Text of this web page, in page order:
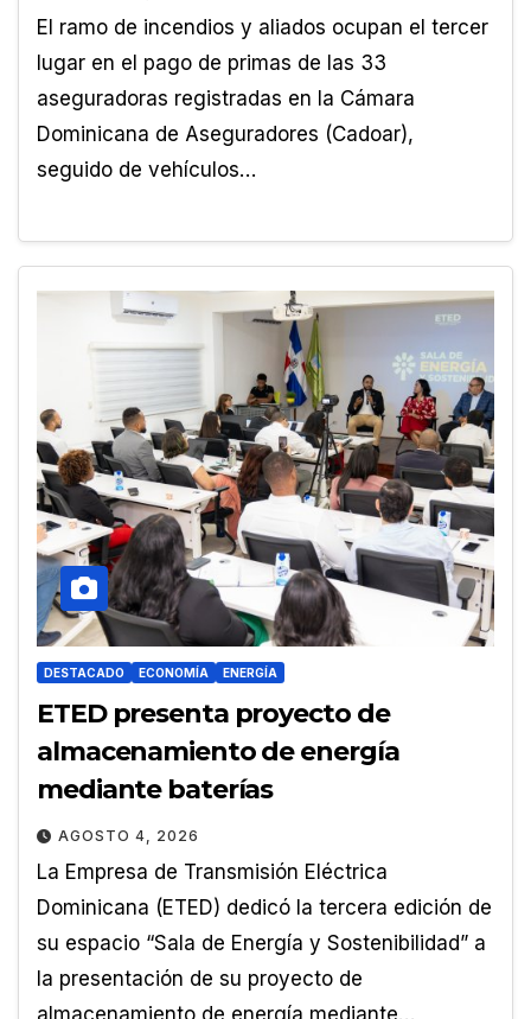
El ramo de incendios y aliados ocupan el tercer
lugar en el pago de primas de las 33
aseguradoras registradas en la Cámara
Dominicana de Aseguradores (Cadoar),
seguido de vehículos…
DESTACADO ECONOMÍA ENERGÍA
ETED presenta proyecto de
almacenamiento de energía
mediante baterías
AGOSTO 4, 2026
La Empresa de Transmisión Eléctrica
Dominicana (ETED) dedicó la tercera edición de
su espacio “Sala de Energía y Sostenibilidad” a
la presentación de su proyecto de